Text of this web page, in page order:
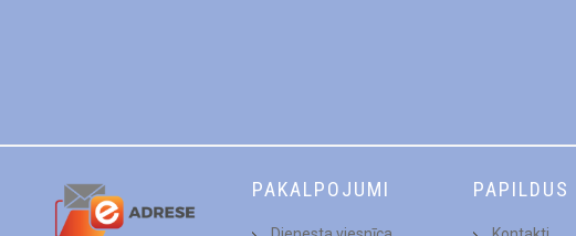
PAKALPOJUMI PAPILDUS